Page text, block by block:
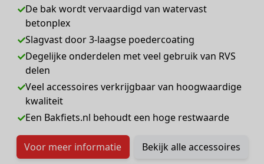
De bak wordt vervaardigd van watervast
betonplex
Slagvast door 3-laagse poedercoating
Degelijke onderdelen met veel gebruik van RVS
delen
Veel accessoires verkrijgbaar van hoogwaardige
kwaliteit
Een Bakfiets.nl behoudt een hoge restwaarde
Voor meer informatie Bekijk alle accessoires